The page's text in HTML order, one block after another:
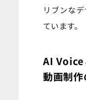
リブンな
ています。
AI
動画制